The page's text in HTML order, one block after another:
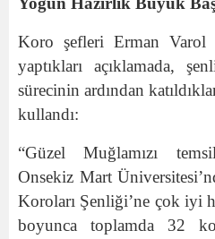
Koro şefleri Erman
yaptıkları açıklamada,
sürecinin ardından
kullandı:
“Güzel Muğlamızı
Onsekiz Mart
Koroları Şenliği’ne çok iyi
boyunca toplamda 32